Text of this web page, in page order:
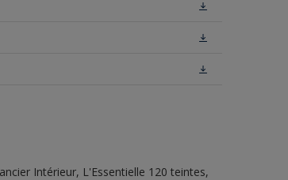
Intérieur, L'Essentielle 120 teintes,